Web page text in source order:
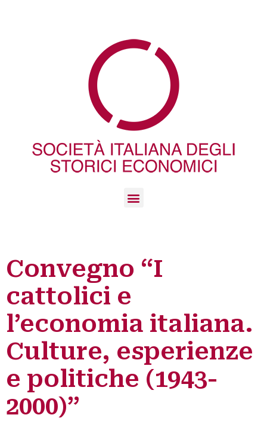
Convegno “I
cattolici e
l’economia italiana.
Culture, esperienze
e politiche (1943-
2000)”